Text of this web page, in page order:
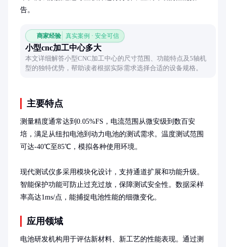
告。
商家经验 真实案例 · 安全可信
小型cnc加工中心多大
本文详细解答小型CNC加工中心的尺寸范围、功能特点及5轴机
型的独特优势，帮助读者根据实际需求选择合适的设备规格。
主要特点
测量精度通常达到0.05%FS，电流范围从微安级到数百安
培，满足从纽扣电池到动力电池的测试需求。温度测试范围
可达-40℃至85℃，模拟各种使用环境。
现代测试仪多采用模块化设计，支持通道扩展和功能升级。
智能保护功能可防止过充过放，保障测试安全性。数据采样
率高达1ms/点，能捕捉电池性能的细微变化。
应用领域
电池研发机构用于评估新材料、新工艺的性能表现。通过测